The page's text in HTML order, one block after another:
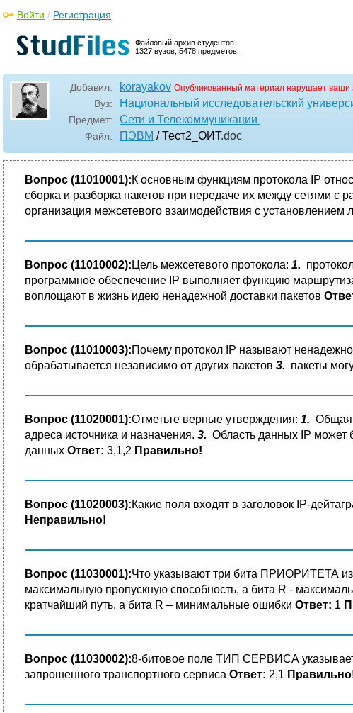
Файловый архив студентов.
1327 вузов, 5478 предметов.
Войти / Регистрация
Добавил: korayakov Опубликованный материал нарушает ваши
Вуз: Национальный исследовательский
Предмет: Сети и Телекоммуникации
Файл: ПЭВМ / Тест2_ОИТ.doc
Вопрос (11010001):К основным функциям протокола IP
сборка и разборка пакетов при передаче их между сетями
организация межсетевого взаимодействия с установлением
Вопрос (11010002): Цель межсетевого протокола: 1.
программное обеспечение IP выполняет функцию
воплощают в жизнь идею ненадежной доставки пакетов
Вопрос (11010003):Почему протокол IP называют
обрабатывается независимо от других пакетов 3. пакеты
Вопрос (11020001):Отметьте верные утверждения: 1. Общая
адреса источника и назначения. 3. Область данных IP может
данных Ответ: 3,1,2 Правильно!
Вопрос (11020003):Какие поля входят в заголовок IP-
Неправильно!
Вопрос (11030001):Что указывают три бита ПРИОРИТЕТА
максимальную пропускную способность, а бита R -
кратчайший путь, а бита R – минимальные ошибки Ответ: 1
Вопрос (11030002):8-битовое поле ТИП СЕРВИСА
запрошенного транспортного сервиса Ответ: 2,1